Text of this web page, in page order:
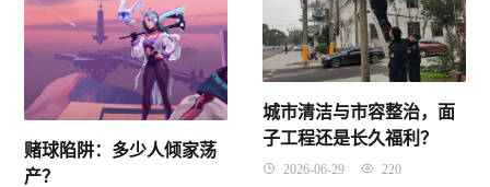
赌球陷阱：多少人倾家荡
产？
城市清洁与市容整治，面
子工程还是长久福利？
2026-06-29 220